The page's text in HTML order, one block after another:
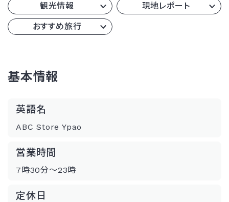
観光情報 現地レポート
おすすめ旅行
基本情報
英語名
ABC Store Ypao
営業時間
7時30分〜23時
定休日